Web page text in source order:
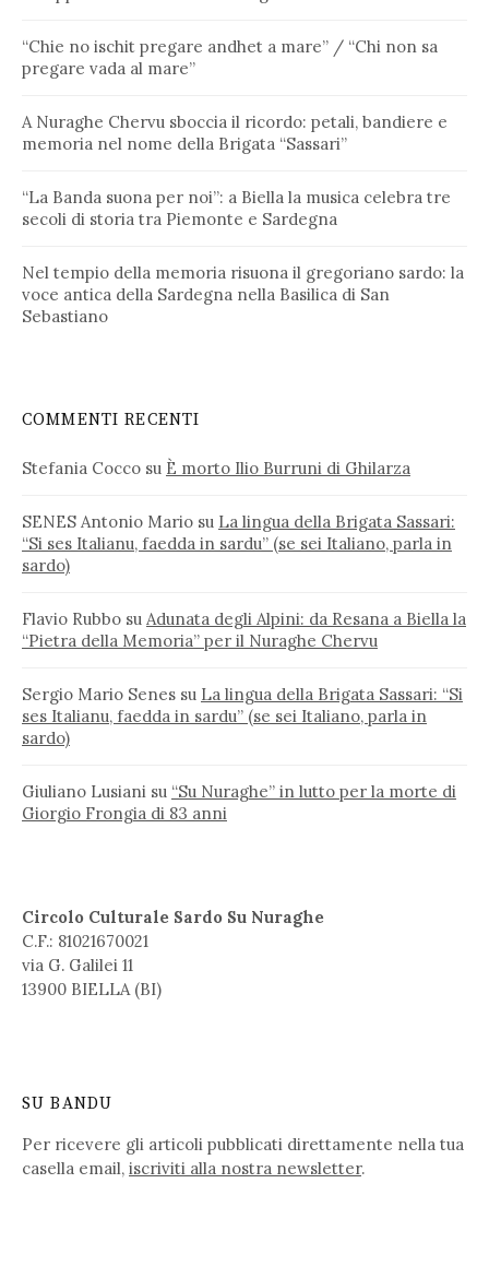
“Chie no ischit pregare andhet a mare” / “Chi non sa
pregare vada al mare”
A Nuraghe Chervu sboccia il ricordo: petali, bandiere e
memoria nel nome della Brigata “Sassari”
“La Banda suona per noi”: a Biella la musica celebra tre
secoli di storia tra Piemonte e Sardegna
Nel tempio della memoria risuona il gregoriano sardo: la
voce antica della Sardegna nella Basilica di San
Sebastiano
COMMENTI RECENTI
Stefania Cocco su È morto Ilio Burruni di Ghilarza
SENES Antonio Mario su La lingua della Brigata Sassari:
“Si ses Italianu, faedda in sardu” (se sei Italiano, parla in
sardo)
Flavio Rubbo su Adunata degli Alpini: da Resana a Biella la
“Pietra della Memoria” per il Nuraghe Chervu
Sergio Mario Senes su La lingua della Brigata Sassari: “Si
ses Italianu, faedda in sardu” (se sei Italiano, parla in
sardo)
Giuliano Lusiani su “Su Nuraghe” in lutto per la morte di
Giorgio Frongia di 83 anni
Circolo Culturale Sardo Su Nuraghe
C.F.: 81021670021
via G. Galilei 11
13900 BIELLA (BI)
SU BANDU
Per ricevere gli articoli pubblicati direttamente nella tua
casella email, iscriviti alla nostra newsletter.